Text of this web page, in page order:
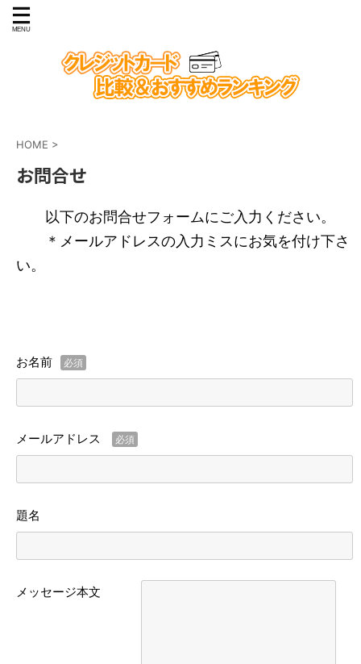
HOME >
お問合せ
以下のお問合せフォームにご入力ください。
＊メールアドレスの入力ミスにお気を付け下さ
い。
お名前 必須
メールアドレス 必須
題名
メッセージ本文